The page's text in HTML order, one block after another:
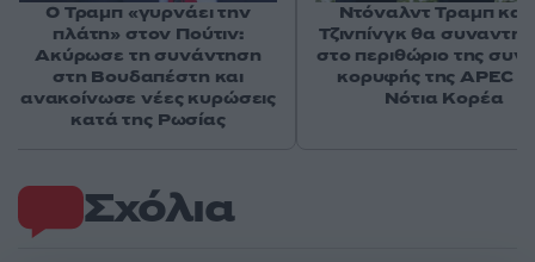
Σχόλια
Ο Τραμπ «γυρνάει την
πλάτη» στον Πούτιν:
Ακύρωσε τη συνάντηση
στη Βουδαπέστη και
ανακοίνωσε νέες κυρώσεις
κατά της Ρωσίας
Ντόναλντ Τραμπ και
Τζινπίνγκ θα
στο περιθώριο της
κορυφής της APEC
Νότια Κορέα